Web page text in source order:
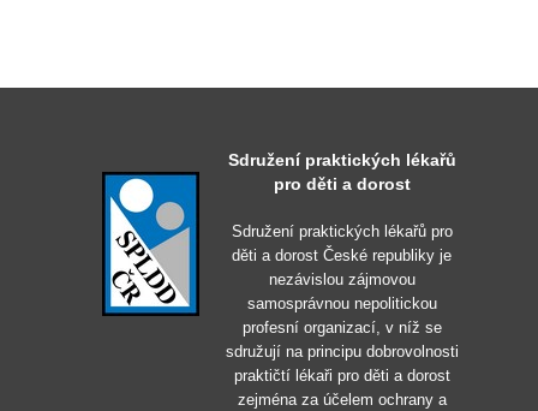
Sdružení praktických lékařů
pro děti a dorost
Sdružení praktických lékařů pro
děti a dorost České republiky je
nezávislou zájmovou
samosprávnou nepolitickou
profesní organizací, v níž se
sdružují na principu dobrovolnosti
praktičtí lékaři pro děti a dorost
zejména za účelem ochrany a